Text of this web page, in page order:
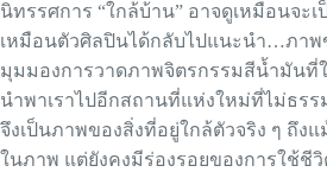
นิทรรศการ “ใกล้บ้าน” อาจดูเหมือนจะ
เหมือนตัวศิลปินได้กลับไปแนะนำ…ภา
มุมมองการวาดภาพจิตรกรรมสีน้ำมันที่
นำพาเราไปอีกสถานที่แห่งใหม่ที่ไม่ธร
จึงเป็นภาพของสิ่งที่อยู่ใกล้ตัวจริง ๆ ถึง
ในภาพ แต่ยังคงมีร่องรอยของการใช้ชีวิ